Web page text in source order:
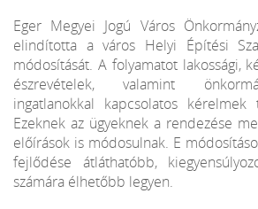
Eger Megyei Jogú Város
elindította a város Helyi Építési
módosítását. A folyamatot lakossági,
észrevételek, valamint
ingatlanokkal kapcsolatos kérelmek
Ezeknek az ügyeknek a rendezése
előírások is módosulnak. E
fejlődése átláthatóbb,
számára élhetőbb legyen.